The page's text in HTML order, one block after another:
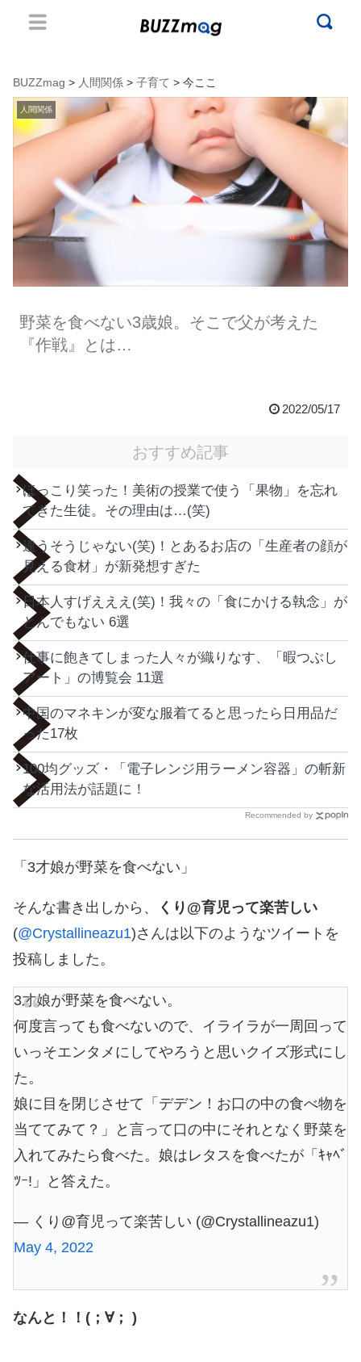
BUZZmag > 人間関係 > 子育て > 今ここ
人間関係
野菜を食べない3歳娘。そこで父が考えた
『作戦』とは…
2022/05/17
おすすめ記事
ほっこり笑った！美術の授業で使う「果物」を忘れ
てきた生徒。その理由は…(笑)
違うそうじゃない(笑)！とあるお店の「生産者の顔が
見える食材」が新発想すぎた
日本人すげえええ(笑)！我々の「食にかける執念」が
とんでもない 6選
仕事に飽きてしまった人々が織りなす、「暇つぶし
アート」の博覧会 11選
中国のマネキンが変な服着てると思ったら日用品だ
った17枚
100均グッズ・「電子レンジ用ラーメン容器」の斬新
な活用法が話題に！
Recommended by
「3才娘が野菜を食べない」
そんな書き出しから、
くり@育児って楽苦しい
(@Crystallineazu1)さんは以下のようなツイートを
投稿しました。
3才娘が野菜を食べない。
何度言っても食べないので、イライラが一周回って
いっそエンタメにしてやろうと思いクイズ形式にし
た。
娘に目を閉じさせて「デデン！お口の中の食べ物を
当ててみて？」と言って口の中にそれとなく野菜を
入れてみたら食べた。娘はレタスを食べたが「ｷｬﾍﾞ
ﾂｰ!」と答えた。
— くり@育児って楽苦しい (@Crystallineazu1)
May 4, 2022
なんと！！(；∀； )